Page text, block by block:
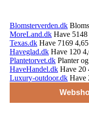
Blomsterverden.dk
MoreLand.dk Have
Texas.dk Have 7169 4,65
Haveglad.dk Have 120
Plantetorvet.dk Planter
HaveHandel.dk Have 20
Luxury-outdoor.dk Have